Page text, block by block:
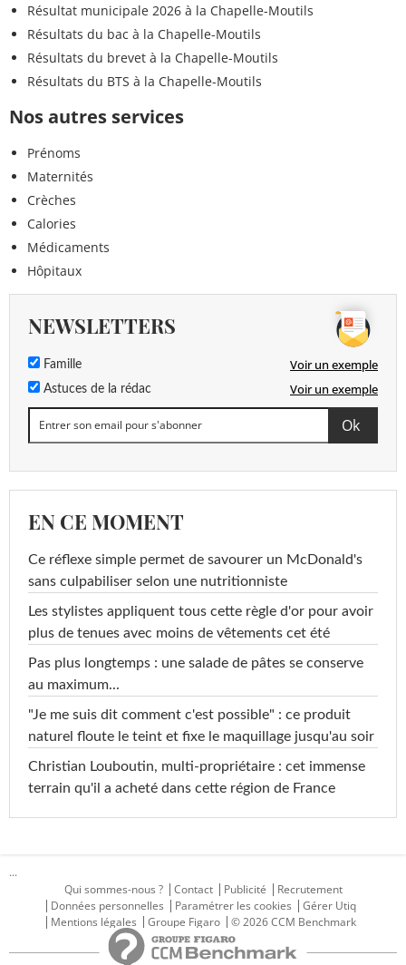
Résultat municipale 2026 à la Chapelle-Moutils
Résultats du bac à la Chapelle-Moutils
Résultats du brevet à la Chapelle-Moutils
Résultats du BTS à la Chapelle-Moutils
Nos autres services
Prénoms
Maternités
Crèches
Calories
Médicaments
Hôpitaux
NEWSLETTERS
Famille Voir un exemple
Astuces de la rédac Voir un exemple
EN CE MOMENT
Ce réflexe simple permet de savourer un McDonald's
sans culpabiliser selon une nutritionniste
Les stylistes appliquent tous cette règle d'or pour avoir
plus de tenues avec moins de vêtements cet été
Pas plus longtemps : une salade de pâtes se conserve
au maximum...
"Je me suis dit comment c'est possible" : ce produit
naturel floute le teint et fixe le maquillage jusqu'au soir
Christian Louboutin, multi-propriétaire : cet immense
terrain qu'il a acheté dans cette région de France
...
Qui sommes-nous ?
Contact Publicité
Recrutement
Données personnelles
Paramétrer les cookies
Gérer Utiq
Mentions légales
Groupe Figaro © 2026 CCM Benchmark